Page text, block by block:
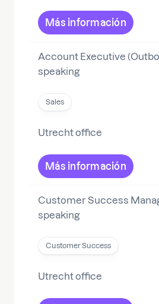
Más información
Account Executive
speaking
Sales
Utrecht office
Más información
Customer Success
speaking
Customer Success
Utrecht office